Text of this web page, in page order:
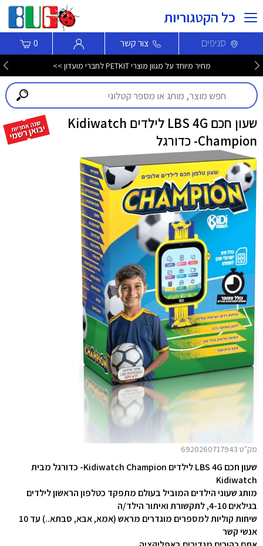
כל הקטגוריות
סניפים צור קשר 0
מחיר מיוחד על מגוון מוצרי PETKIT לחברי מועדון >>
שעון חכם LBS 4G לילדים Kidiwatch
Champion- כדורגל
מק"ט 6920260717943
שעון חכם LBS 4G לילדים Kidiwatch Champion- כדורגל
מבית
Kidiwatch
מותג שעוני הילדים המוביל בעולם מתפקד כטלפון הראשון לילדים
בגילאים 4-10, לתקשורת ואיתור הילד/ה
שיחות קוליות למספרים מוגדרים מראש (אמא, אבא, סבתא..) עד 10
אנשי קשר